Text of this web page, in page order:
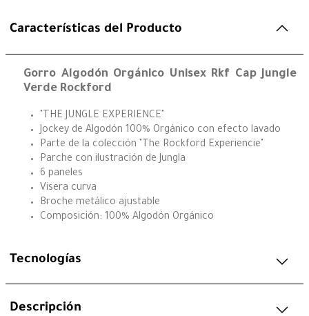
Características del Producto
Gorro Algodón Orgánico Unisex Rkf Cap Jungle
Verde Rockford
"THE JUNGLE EXPERIENCE"
Jockey de Algodón 100% Orgánico con efecto lavado
Parte de la colección "The Rockford Experiencie"
Parche con ilustración de Jungla
6 paneles
Visera curva
Broche metálico ajustable
Composición: 100% Algodón Orgánico
Tecnologías
Descripción